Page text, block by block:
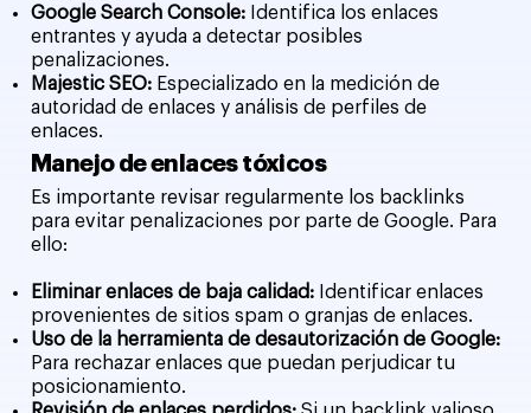
Google Search Console: Identifica los enlaces
entrantes y ayuda a detectar posibles
penalizaciones.
Majestic SEO: Especializado en la medición de
autoridad de enlaces y análisis de perfiles de
enlaces.
Manejo de enlaces tóxicos
Es importante revisar regularmente los backlinks
para evitar penalizaciones por parte de Google. Para
ello:
Eliminar enlaces de baja calidad: Identificar enlaces
provenientes de sitios spam o granjas de enlaces.
Uso de la herramienta de desautorización de Google:
Para rechazar enlaces que puedan perjudicar tu
posicionamiento.